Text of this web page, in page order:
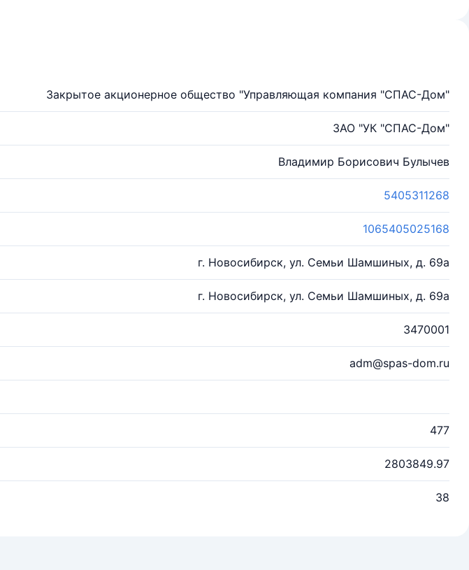
Закрытое акционерное общество "Управляющая компания "СПАС-Дом"
ЗАО "УК "СПАС-Дом"
Владимир Борисович Булычев
5405311268
1065405025168
г. Новосибирск, ул. Семьи Шамшиных, д. 69а
г. Новосибирск, ул. Семьи Шамшиных, д. 69а
3470001
adm@spas-dom.ru
477
2803849.97
38